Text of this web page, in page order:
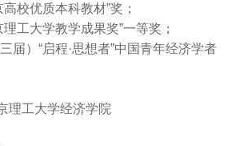
校优质本科教材”奖；
工大学教学成果奖”一等奖；
届）“启程·思想者”中国青年经济学者
理工大学经济学院